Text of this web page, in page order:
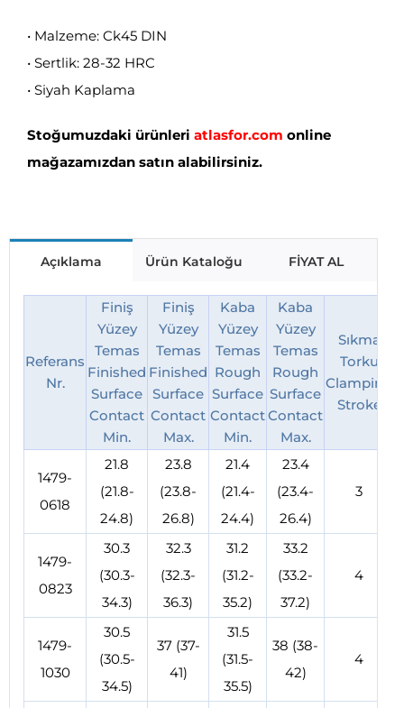
• Malzeme: Ck45 DIN
• Sertlik: 28-32 HRC
• Siyah Kaplama
Stoğumuzdaki ürünleri atlasfor.com online
mağazamızdan satın alabilirsiniz.
Açıklama Ürün Kataloğu FİYAT AL
Referans
Nr.
Finiş
Yüzey
Temas
Finished
Surface
Contact
Min.
Finiş
Yüzey
Temas
Finished
Surface
Contact
Max.
Kaba
Yüzey
Temas
Rough
Surface
Contact
Min.
Kaba
Yüzey
Temas
Rough
Surface
Contact
Max.
Sıkma
Torku
Clamping
Stroke
1479-
0618
21.8
(21.8-
24.8)
23.8
(23.8-
26.8)
21.4
(21.4-
24.4)
23.4
(23.4-
26.4)
3
1479-
0823
30.3
(30.3-
34.3)
32.3
(32.3-
36.3)
31.2
(31.2-
35.2)
33.2
(33.2-
37.2)
4
1479-
1030
30.5
(30.5-
34.5)
37 (37-
41)
31.5
(31.5-
35.5)
38 (38-
42)
4